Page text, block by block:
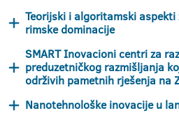
Teorijski i algoritamski aspekti
rimske dominacije
SMART Inovacioni centri za
preduzetničkog razmišljanja
održivih pametnih rješenja na
Nanotehnološke inovacije u